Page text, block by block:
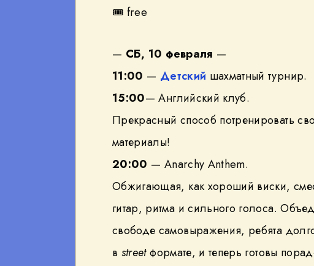
🎟 free
— СБ, 10 февраля —
11:00 — Детский шахматный турнир.
15:00— Английский клуб.
Прекрасный способ потренировать
материалы!
20:00 — Anarchy Anthem.
Обжигающая, как хороший виски,
гитар, ритма и сильного голоса.
свободе самовыражения, ребята
в streetформате, и теперь готовы